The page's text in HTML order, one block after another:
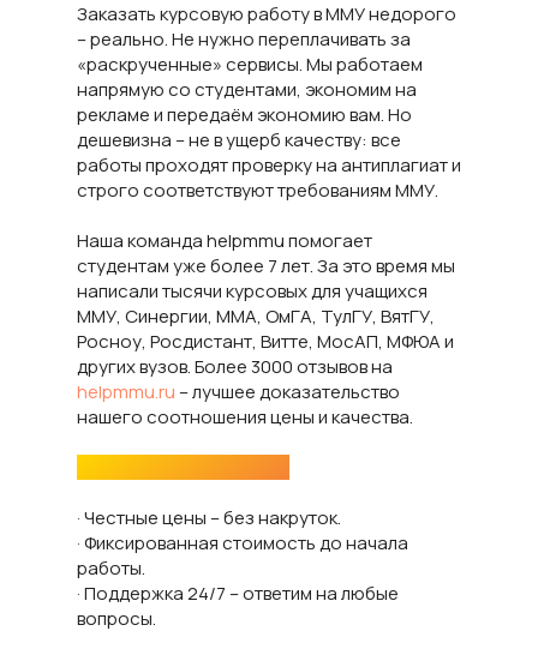
Заказать курсовую работу в ММУ недорого
– реально. Не нужно переплачивать за
«раскрученные» сервисы. Мы работаем
напрямую со студентами, экономим на
рекламе и передаём экономию вам. Но
дешевизна – не в ущерб качеству: все
работы проходят проверку на антиплагиат и
строго соответствуют требованиям ММУ.
Наша команда helpmmu помогает
студентам уже более 7 лет. За это время мы
написали тысячи курсовых для учащихся
ММУ, Синергии, ММА, ОмГА, ТулГУ, ВятГУ,
Росноу, Росдистант, Витте, МосАП, МФЮА и
других вузов. Более 3000 отзывов на
helpmmu.ru – лучшее доказательство
нашего соотношения цены и качества.
· Честные цены – без накруток.
· Фиксированная стоимость до начала
работы.
· Поддержка 24/7 – ответим на любые
вопросы.